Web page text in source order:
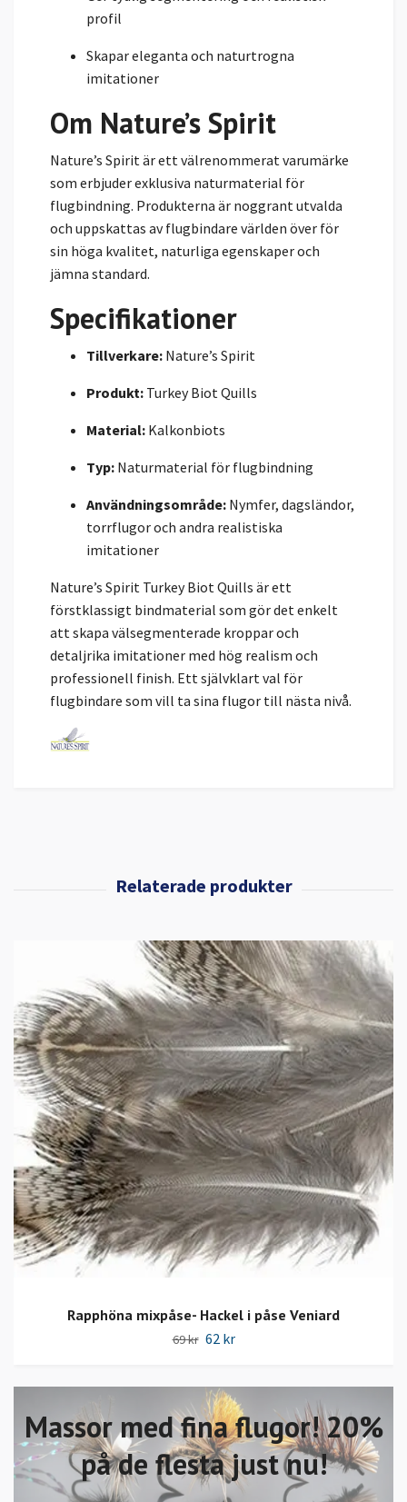
Massor med fina flugor! 20%
på de flesta just nu!
profil
Skapar eleganta och naturtrogna
imitationer
Om Nature’s Spirit
Nature’s Spirit är ett välrenommerat varumärke
som erbjuder exklusiva naturmaterial för
flugbindning. Produkterna är noggrant utvalda
och uppskattas av flugbindare världen över för
sin höga kvalitet, naturliga egenskaper och
jämna standard.
Specifikationer
Tillverkare: Nature’s Spirit
Produkt: Turkey Biot Quills
Material: Kalkonbiots
Typ: Naturmaterial för flugbindning
Användningsområde: Nymfer, dagsländor,
torrflugor och andra realistiska
imitationer
Nature’s Spirit Turkey Biot Quills är ett
förstklassigt bindmaterial som gör det enkelt
att skapa välsegmenterade kroppar och
detaljrika imitationer med hög realism och
professionell finish. Ett självklart val för
flugbindare som vill ta sina flugor till nästa nivå.
Rapphöna mixpåse- Hackel i påse Veniard
69 kr 62 kr